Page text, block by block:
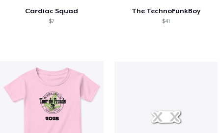
Cardiac Squad
$7
The TechnoFunkBoy
$41